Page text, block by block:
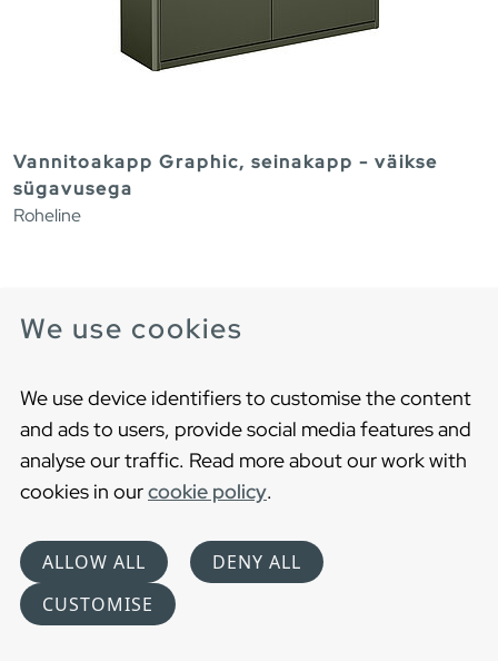
We use cookies
We use device identifiers to customise the content
and ads to users, provide social media features and
analyse our traffic. Read more about our work with
cookies in ourcookie policy.
ALLOW ALL
DENY ALL
CUSTOMISE
Vannitoakapp Graphic, seinakapp - väikse
sügavusega
Roheline